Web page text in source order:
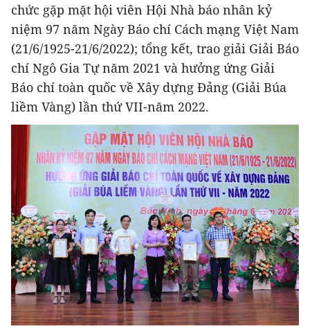
chức gặp mặt hội viên Hội Nhà báo nhân kỷ
niệm 97 năm Ngày Báo chí Cách mạng Việt Nam
(21/6/1925-21/6/2022); tổng kết, trao giải Giải Báo
chí Ngô Gia Tự năm 2021 và hưởng ứng Giải
Báo chí toàn quốc về Xây dựng Đảng (Giải Búa
liềm Vàng) lần thứ VII-năm 2022.